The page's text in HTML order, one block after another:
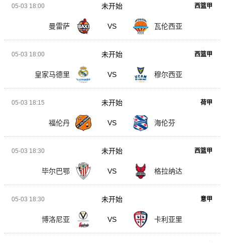
05-03 18:00 西篮甲
曼雷萨 VS 瓦伦西亚
未开始
05-03 18:00 西篮甲
皇家马德里 VS 穆尔西亚
未开始
05-03 18:15 荷甲
福伦丹 VS 海伦芬
未开始
05-03 18:30 西篮甲
毕尔巴鄂 VS 格拉纳达
未开始
05-03 18:30 意甲
博洛尼亚 VS 卡利亚里
未开始